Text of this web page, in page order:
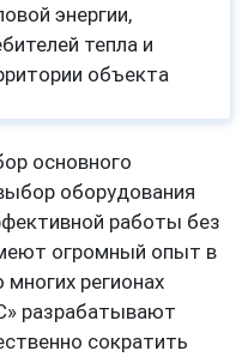
энергии,
тепла и
объекта
основного
оборудования
работы без
огромный опыт в
регионах
разрабатывают
сократить